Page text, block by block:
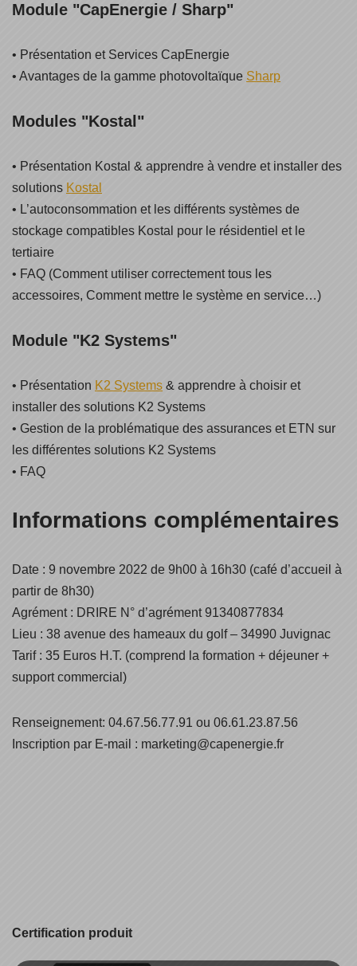
Module "CapEnergie / Sharp"
• Présentation et Services CapEnergie
• Avantages de la gamme photovoltaïque Sharp
Modules "Kostal"
• Présentation Kostal & apprendre à vendre et installer des
solutions Kostal
• L’autoconsommation et les différents systèmes de
stockage compatibles Kostal pour le résidentiel et le
tertiaire
• FAQ (Comment utiliser correctement tous les
accessoires, Comment mettre le système en service…)
Module "K2 Systems"
• Présentation K2 Systems & apprendre à choisir et
installer des solutions K2 Systems
• Gestion de la problématique des assurances et ETN sur
les différentes solutions K2 Systems
• FAQ
Informations complémentaires
Date : 9 novembre 2022 de 9h00 à 16h30 (café d’accueil à
partir de 8h30)
Agrément : DRIRE N° d’agrément 91340877834
Lieu : 38 avenue des hameaux du golf – 34990 Juvignac
Tarif : 35 Euros H.T. (comprend la formation + déjeuner +
support commercial)
Renseignement: 04.67.56.77.91 ou 06.61.23.87.56
Inscription par E-mail : marketing@capenergie.fr
Certification produit